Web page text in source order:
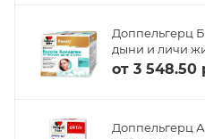
Доппельгерц
дыни и личи
от 3 548.50
Доппельгерц